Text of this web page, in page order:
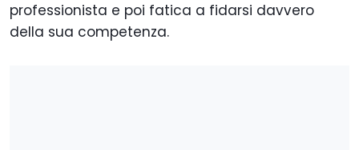
professionista e poi fatica a fidarsi davvero
della sua competenza.